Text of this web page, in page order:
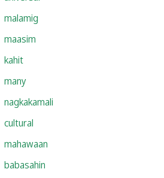
malamig
maasim
kahit
many
nagkakamali
cultural
mahawaan
babasahin